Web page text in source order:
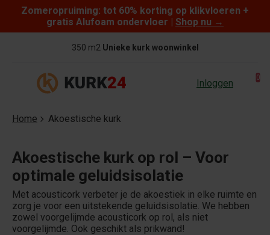
Skip to content
Zomeropruiming: tot 60% korting op klikvloeren +
gratis Alufoam ondervloer | Shop nu →
350 m2 Unieke kurk woonwinkel
Inloggen 0
Home Akoestische kurk
Akoestische kurk op rol – Voor
optimale geluidsisolatie
Met acousticork verbeter je de akoestiek in elke ruimte en
zorg je voor een uitstekende geluidsisolatie. We hebben
zowel voorgelijmde acousticork op rol, als niet
voorgelijmde. Ook geschikt als prikwand!